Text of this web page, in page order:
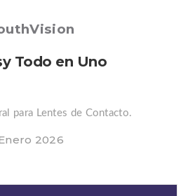
Todo en Uno
para Lentes de Contacto.
2026